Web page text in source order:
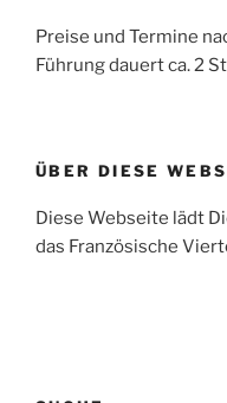
Preise und Termine
Führung dauert ca. 2
ÜBER DIESE
Diese Webseite lädt
das Französische